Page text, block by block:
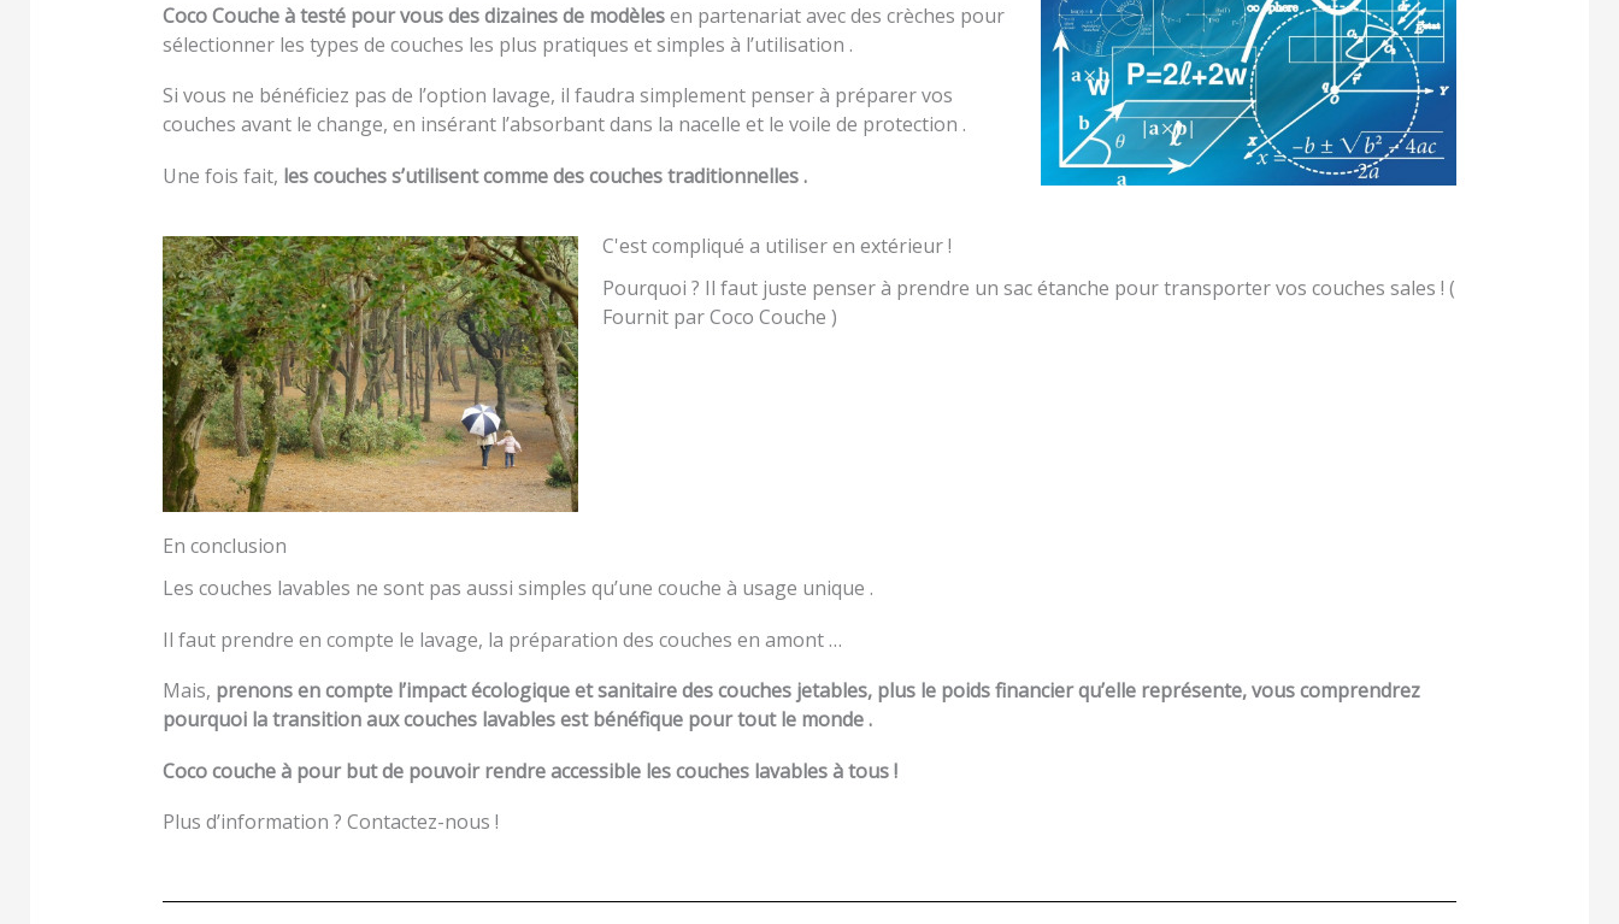
Coco Couche à testé pour vous des dizaines de modèlesen partenariat avec des crèches pour
sélectionner les types de couches les plus pratiques et simples à l’utilisation .
Si vous ne bénéficiez pas de l’option lavage, il faudra simplement penser à préparer vos
couches avant le change, en insérant l’absorbant dans la nacelle et le voile de protection .
Une fois fait, les couches s’utilisent comme des couches traditionnelles .
C'est compliqué a utiliser en extérieur !
Pourquoi ? Il faut juste penser à prendre un sac étanche pour transporter vos couches sales ! (
Fournit par Coco Couche )
En conclusion
Les couches lavables ne sont pas aussi simples qu’une couche à usage unique .
Il faut prendre en compte le lavage, la préparation des couches en amont …
Mais, prenons en compte l’impact écologique et sanitaire des couches jetables, plus le poids financier qu’elle représente, vous comprendrez
pourquoi la transition aux couches lavables est bénéfique pour tout le monde .
Coco couche à pour but de pouvoir rendre accessible les couches lavables à tous !
Plus d’information ? Contactez-nous !